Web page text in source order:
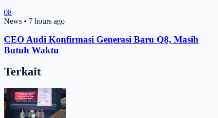
08
News • 7 hours ago
CEO Audi Konfirmasi Generasi Baru Q8, Masih
Butuh Waktu
Terkait